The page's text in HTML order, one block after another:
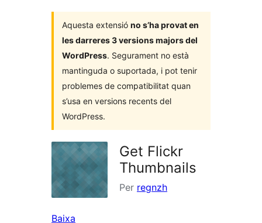
Aquesta extensió no s’ha provat en
les darreres 3 versions majors del
WordPress. Segurament no està
mantinguda o suportada, i pot tenir
problemes de compatibilitat quan
s’usa en versions recents del
WordPress.
Get Flickr
Thumbnails
Per regnzh
Baixa